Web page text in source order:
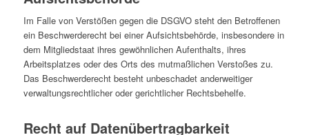
Im Falle von Verstößen gegen die DSGVO steht den Betroffenen
ein Beschwerderecht bei einer Aufsichtsbehörde, insbesondere in
dem Mitgliedstaat ihres gewöhnlichen Aufenthalts, ihres
Arbeitsplatzes oder des Orts des mutmaßlichen Verstoßes zu.
Das Beschwerderecht besteht unbeschadet anderweitiger
verwaltungsrechtlicher oder gerichtlicher Rechtsbehelfe.
Recht auf Datenübertragbarkeit